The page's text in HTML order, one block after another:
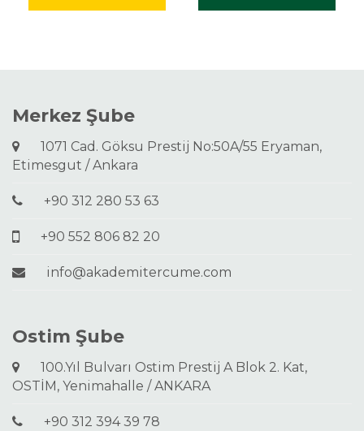
Merkez Şube
1071 Cad. Göksu Prestij No:50A/55 Eryaman,
Etimesgut / Ankara
+90 312 280 53 63
+90 552 806 82 20
info@akademitercume.com
Ostim Şube
100.Yıl Bulvarı Ostim Prestij A Blok 2. Kat,
OSTİM, Yenimahalle / ANKARA
+90 312 394 39 78